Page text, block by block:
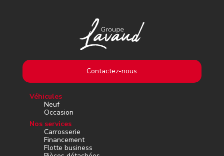
Contactez-nous
Véhicules
Neuf
Occasion
Nos services
Carrosserie
Financement
Flotte business